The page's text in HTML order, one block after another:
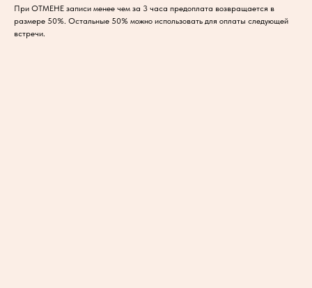
При ОТМЕНЕ записи менее чем за 3 часа предоплата возвращается в
размере 50%. Остальные 50% можно использовать для оплаты следующей
встречи.